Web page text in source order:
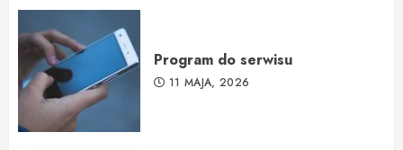
Program do serwisu
11 MAJA, 2026